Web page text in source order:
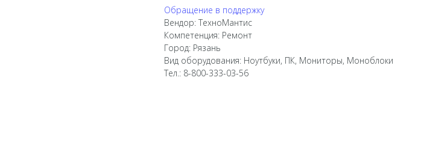
Обращение в поддержку
Вендор: ТехноМантис
Компетенция: Ремонт
Город: Рязань
Вид оборудования: Ноутбуки, ПК, Мониторы, Моноблоки
Тел.: 8-800-333-03-56